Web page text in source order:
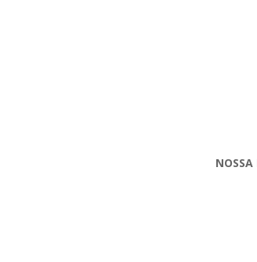
NOSSA